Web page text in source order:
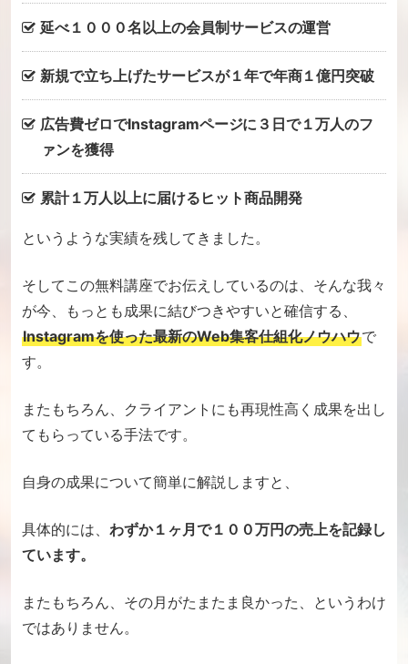
延べ１０００名以上の会員制サービスの運営
新規で立ち上げたサービスが１年で年商１億円突破
広告費ゼロでInstagramページに３日で１万人のフ
ァンを獲得
累計１万人以上に届けるヒット商品開発
というような実績を残してきました。
そしてこの無料講座でお伝えしているのは、 そんな我々
が今、もっとも成果に結びつきやすいと確信する、
Instagramを使った最新のWeb集客仕組化ノウハウで
す。
またもちろん、
クライアントにも再現性高く成果を出し
てもらっている手法です。
自身の成果について簡単に解説しますと、
具体的には、 わずか１ ヶ月で１００万円の売上を記録し
ています。
またもちろん、その月がたまたま良かった、
というわけ
ではありません。